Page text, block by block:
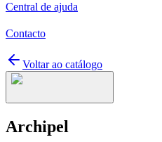
Central de ajuda
Contacto
Voltar ao catálogo
Archipel